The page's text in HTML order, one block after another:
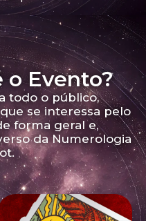
o Evento?
todo o público,
se interessa pelo
forma geral e,
da Numerologia